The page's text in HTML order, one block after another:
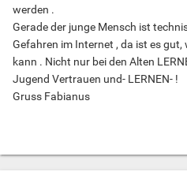
werden .
Gerade der junge Mensch ist
Gefahren im Internet , da ist es
kann . Nicht nur bei den Alten
Jugend Vertrauen und- LERNEN- !
Gruss Fabianus